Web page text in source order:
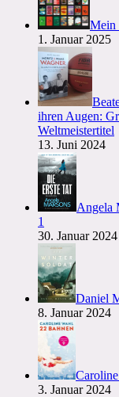
Mein
1. Januar 2025
ihren Augen:
Weltmeistertitel
13. Juni 2024
Angela
1
30. Januar 2024
Daniel
8. Januar 2024
3. Januar 2024